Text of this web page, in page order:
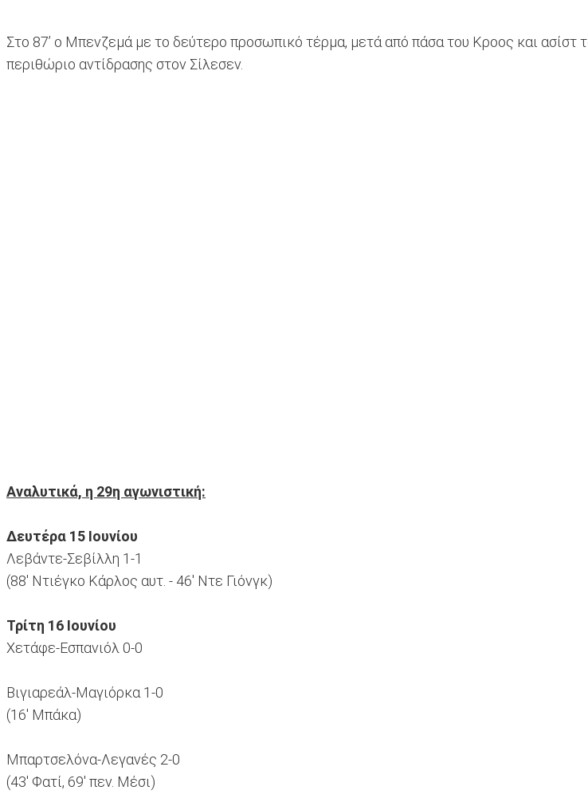
Στο 87’ ο Μπενζεμά με το δεύτερο προσωπικό τέρμα, μετά από πάσα του Κροος και
περιθώριο αντίδρασης στον Σίλεσεν.
Αναλυτικά, η 29η αγωνιστική:
Δευτέρα 15 Ιουνίου
Λεβάντε-Σεβίλλη 1-1
(88' Ντιέγκο Κάρλος αυτ. - 46' Ντε Γιόνγκ)
Τρίτη 16 Ιουνίου
Χετάφε-Εσπανιόλ 0-0
Βιγιαρεάλ-Μαγιόρκα 1-0
(16' Μπάκα)
Μπαρτσελόνα-Λεγανές 2-0
(43' Φατί, 69' πεν. Μέσι)